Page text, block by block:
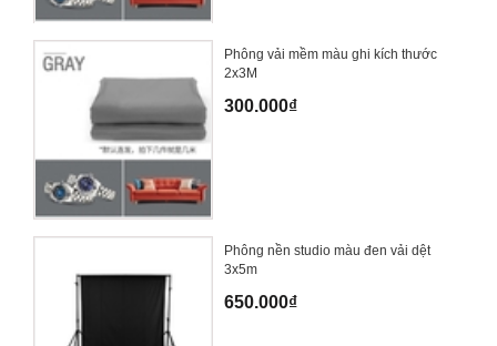
Phông vải mềm màu ghi kích thước
2x3M
300.000₫
Phông nền studio màu đen vải dệt
3x5m
650.000₫